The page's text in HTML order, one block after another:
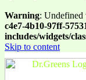
Warning:
c4e7-4b10-97ff-
includes/widgets/
Skip to content